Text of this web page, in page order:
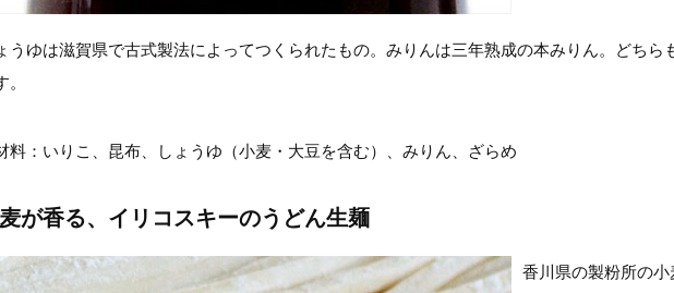
うゆは滋賀県で古式製法によってつくられたもの。みりんは三年熟成の本みりん。どちら
。
料：いりこ、昆布、しょうゆ（小麦・大豆を含む）、みりん、ざらめ
が香る、イリコスキーのうどん生麺
香川県の製粉所の